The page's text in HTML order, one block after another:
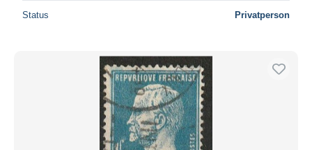
Status Privatperson